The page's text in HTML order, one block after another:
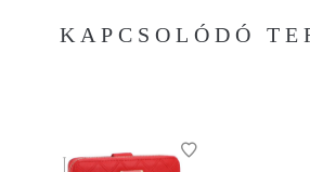
KAPCSOLÓDÓ